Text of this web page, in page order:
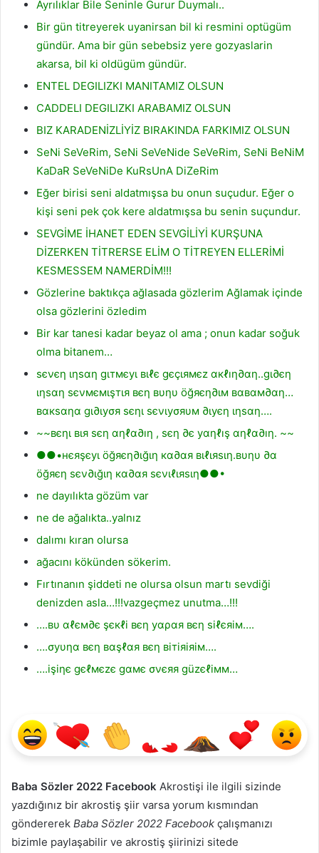
Ayrılıklar Bile Seninle Gurur Duymalı..
Bir gün titreyerek uyanirsan bil ki resmini optügüm
gündür. Ama bir gün sebebsiz yere gozyaslarin
akarsa, bil ki oldügüm gündür.
ENTEL DEGILIZKI MANITAMIZ OLSUN
CADDELI DEGILIZKI ARABAMIZ OLSUN
BIZ KARADENİZLİYİZ BIRAKINDA FARKIMIZ OLSUN
SeNi SeVeRim, SeNi SeVeNide SeVeRim, SeNi BeNiM
KaDaR SeVeNiDe KuRsUnA DiZeRim
Eğer birisi seni aldatmışsa bu onun suçudur. Eğer o
kişi seni pek çok kere aldatmışsa bu senin suçundur.
SEVGİME İHANET EDEN SEVGİLİYİ KURŞUNA
DİZERKEN TİTRERSE ELİM O TİTREYEN ELLERİMİ
KESMESSEM NAMERDİM!!!
Gözlerine baktıkça ağlasada gözlerim Ağlamak içinde
olsa gözlerini özledim
Bir kar tanesi kadar beyaz ol ama ; onun kadar soğuk
olma bitanem…
ѕєνєη ιηѕαη gιтмєуι вιℓє gєçιямєz αкℓıη∂αη..gι∂єη
ιηѕαη ѕєνмємιşтιя вєη вυηυ öğяєη∂ιм вαвαм∂αη…
вαкѕαηα gι∂ιуσя ѕєηι ѕєνιуσяυм ∂ιуєη ιηѕαη….
~~вєηι вιя ѕєη αηℓα∂ıη , ѕєη ∂є уαηℓış αηℓα∂ıη. ~~
●●•нєяşєуι öğяєη∂ιğιη кα∂αя вιℓιяѕιη.вυηυ ∂α
öğяєη ѕєν∂ιğιη кα∂αя ѕєνιℓιяѕιη●●•
ne dayılıkta gözüm var
ne de ağalıkta..yalnız
dalımı kıran olursa
ağacını kökünden sökerim.
Fırtınanın şiddeti ne olursa olsun martı sevdiği
denizden asla…!!!vazgeçmez unutma…!!!
….вυ αℓєм∂є şєкℓi вєη уαραя вєη ѕiℓєяiм….
….σуυηα вєη вαşℓαя вєη вiтiяiяiм….
….işiηє gєℓмєzє gαмє σνєяя güzєℓiмм…
Baba Sözler 2022 Facebook Akrostişi ile ilgili sizinde
yazdığınız bir akrostiş şiir varsa yorum kısmından
göndererek Baba Sözler 2022 Facebook çalışmanızı
bizimle paylaşabilir ve akrostiş şiirinizi sitede